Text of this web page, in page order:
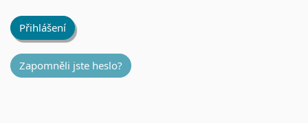
Přihlášení
Zapomněli jste heslo?